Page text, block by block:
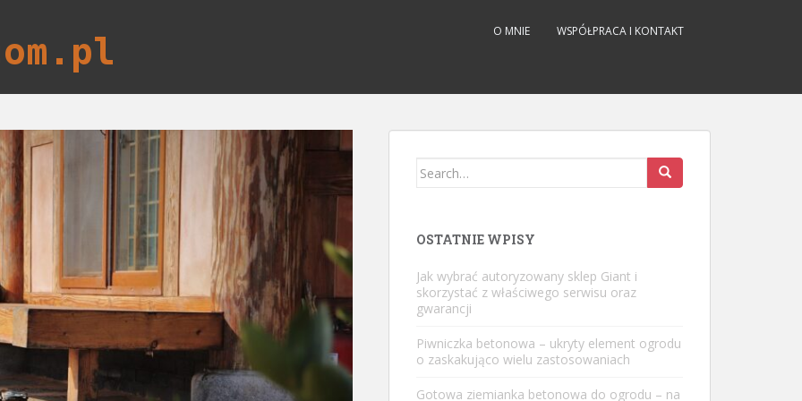
O MNIE WSPÓŁPRACA I KONTAKT
Search
OSTATNIE WPISY
Jak wybrać autoryzowany sklep Giant i
skorzystać z właściwego serwisu oraz
gwarancji
Piwniczka betonowa – ukryty element ogrodu
o zaskakująco wielu zastosowaniach
Gotowa ziemianka betonowa do ogrodu – na